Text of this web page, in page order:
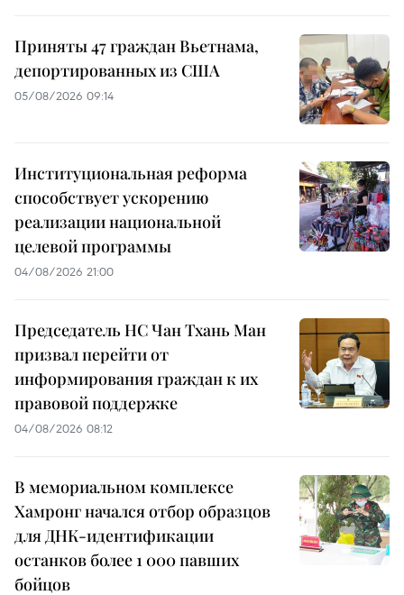
Приняты 47 граждан Вьетнама,
депортированных из США
05/08/2026 09:14
Институциональная реформа
способствует ускорению
реализации национальной
целевой программы
04/08/2026 21:00
Председатель НС Чан Тхань Ман
призвал перейти от
информирования граждан к их
правовой поддержке
04/08/2026 08:12
В мемориальном комплексе
Хамронг начался отбор образцов
для ДНК-идентификации
останков более 1 000 павших
бойцов